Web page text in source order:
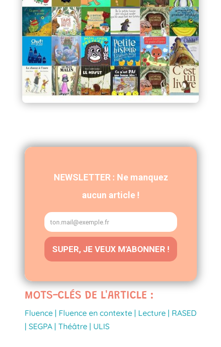
MOTS-CLÉS DE L'ARTICLE :
Fluence| Fluence en contexte| Lecture| RASED
| SEGPA| Théâtre| ULIS